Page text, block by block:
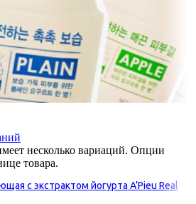
несколько вариаций. Опции
товара.
с экстрактом йогурта A’Pieu Real